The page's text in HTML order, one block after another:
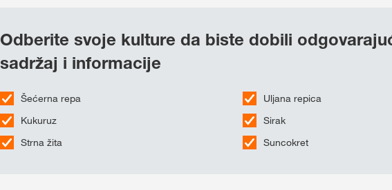
Odberite svoje kulture da biste dobili
sadržaj i informacije
Šećerna repa
Kukuruz
Strna žita
Uljana repica
Sirak
Suncokret